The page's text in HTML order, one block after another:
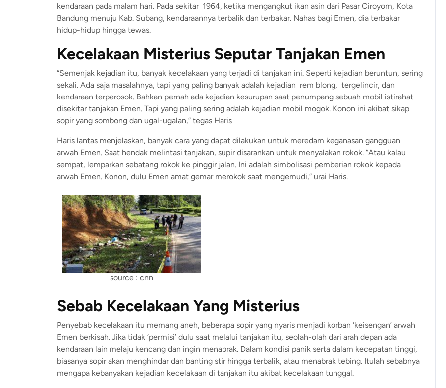
kendaraan pada malam hari. Pada sekitar 1964, ketika mengangkut ikan asin dari Pasar Ciroyom, Kota
Bandung menuju Kab. Subang, kendaraannya terbalik dan terbakar. Nahas bagi Emen, dia terbakar
hidup-hidup hingga tewas.
Kecelakaan Misterius Seputar Tanjakan Emen
“Semenjak kejadian itu, banyak kecelakaan yang terjadi di tanjakan ini. Seperti kejadian beruntun, sering
sekali. Ada saja masalahnya, tapi yang paling banyak adalah kejadian rem blong, tergelincir, dan
kendaraan terperosok. Bahkan pernah ada kejadian kesurupan saat penumpang sebuah mobil istirahat
disekitar tanjakan Emen. Tapi yang paling sering adalah kejadian mobil mogok. Konon ini akibat sikap
sopir yang sombong dan ugal-ugalan,” tegas Haris
Haris lantas menjelaskan, banyak cara yang dapat dilakukan untuk meredam keganasan gangguan
arwah Emen. Saat hendak melintasi tanjakan, supir disarankan untuk menyalakan rokok. “Atau kalau
sempat, lemparkan sebatang rokok ke pinggir jalan. Ini adalah simbolisasi pemberian rokok kepada
arwah Emen. Konon, dulu Emen amat gemar merokok saat mengemudi,” urai Haris.
source : cnn
Sebab Kecelakaan Yang Misterius
Penyebab kecelakaan itu memang aneh, beberapa sopir yang nyaris menjadi korban ‘keisengan’ arwah
Emen berkisah. Jika tidak ‘permisi’ dulu saat melalui tanjakan itu, seolah-olah dari arah depan ada
kendaraan lain melaju kencang dan ingin menabrak. Dalam kondisi panik serta dalam kecepatan tinggi,
biasanya sopir akan menghindar dan banting stir hingga terbalik, atau menabrak tebing. Itulah sebabnya
mengapa kebanyakan kejadian kecelakaan di tanjakan itu akibat kecelakaan tunggal.